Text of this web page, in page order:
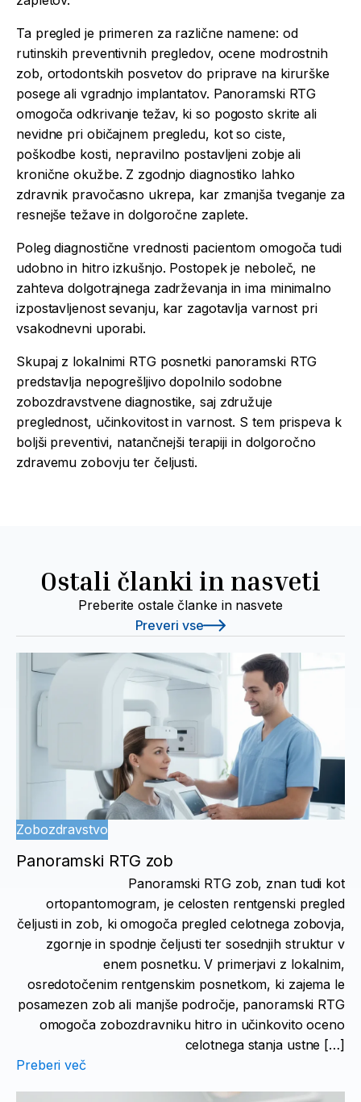
Ta pregled je primeren za različne namene: od
rutinskih preventivnih pregledov, ocene modrostnih
zob, ortodontskih posvetov do priprave na kirurške
posege ali vgradnjo implantatov. Panoramski RTG
omogoča odkrivanje težav, ki so pogosto skrite ali
nevidne pri običajnem pregledu, kot so ciste,
poškodbe kosti, nepravilno postavljeni zobje ali
kronične okužbe. Z zgodnjo diagnostiko lahko
zdravnik pravočasno ukrepa, kar zmanjša tveganje za
resnejše težave in dolgoročne zaplete.
Poleg diagnostične vrednosti pacientom omogoča tudi
udobno in hitro izkušnjo. Postopek je neboleč, ne
zahteva dolgotrajnega zadrževanja in ima minimalno
izpostavljenost sevanju, kar zagotavlja varnost pri
vsakodnevni uporabi.
Skupaj z lokalnimi RTG posnetki panoramski RTG
predstavlja nepogrešljivo dopolnilo sodobne
zobozdravstvene diagnostike, saj združuje
preglednost, učinkovitost in varnost. S tem prispeva k
boljši preventivi, natančnejši terapiji in dolgoročno
zdravemu zobovju ter čeljusti.
Ostali članki in nasveti
Preberite ostale članke in nasvete
Preveri vse
Zobozdravstvo
Panoramski RTG zob
Panoramski RTG zob, znan tudi kot
ortopantomogram, je celosten rentgenski pregled
čeljusti in zob, ki omogoča pregled celotnega zobovja,
zgornje in spodnje čeljusti ter sosednjih struktur v
enem posnetku. V primerjavi z lokalnim,
osredotočenim rentgenskim posnetkom, ki zajema le
posamezen zob ali manjše področje, panoramski RTG
omogoča zobozdravniku hitro in učinkovito oceno
celotnega stanja ustne […]
Preberi več